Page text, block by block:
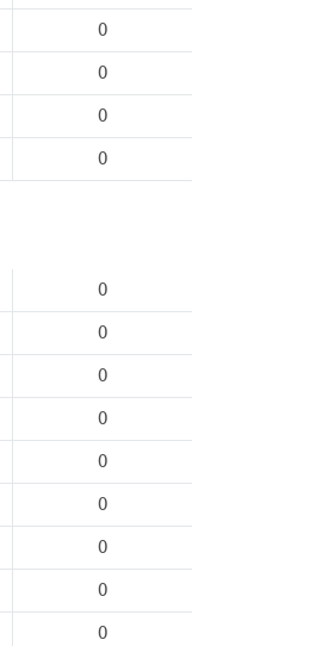
0
0
0
0
0
0
0
0
0
0
0
0
0